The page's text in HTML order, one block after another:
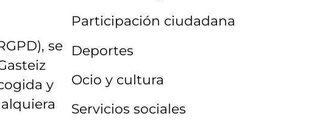
se
y
Participación ciudadana
Deportes
Ocio y cultura
Servicios sociales